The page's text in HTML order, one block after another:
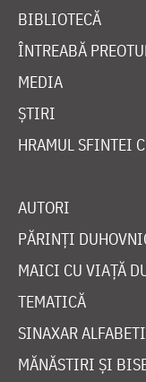
BIBLIOTECĂ
ÎNTREABĂ
MEDIA
ȘTIRI
HRAMUL SFINTEI
AUTORI
PĂRINȚI
MAICI CU VIAȚĂ
TEMATICĂ
SINAXAR
MĂNĂSTIRI ȘI